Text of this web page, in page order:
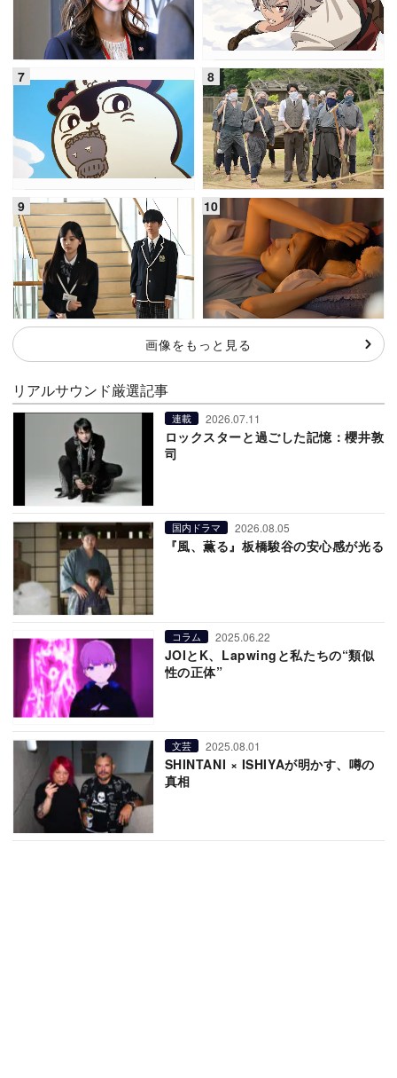
画像をもっと見る
リアルサウンド厳選記事
連載 2026.07.11
ロックスターと過ごした記憶：櫻井敦
司
国内ドラマ 2026.08.05
『風、薫る』板橋駿谷の安心感が光る
コラム 2025.06.22
JOIとK、Lapwingと私たちの“類似
性の正体”
文芸 2025.08.01
SHINTANI × ISHIYAが明かす、噂の
真相